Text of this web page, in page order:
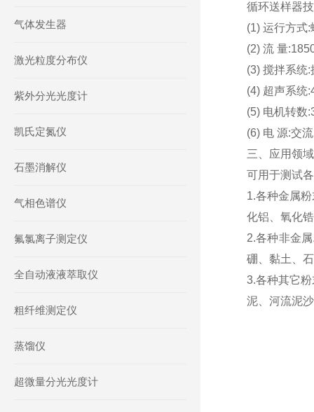
循环送样器
(1) 运行方式:
(2) 流 量
(3) 搅拌系统
(4) 超声系统
(5) 电机转数
(6) 电 源:交
三、应用领
可用于测试
1.各种金属
化铝、氧化
2.各种非金
硼、黏土、
3.各种其它
泥、河流泥
气体发生器
激光粒度分布仪
紫外分光光度计
凯氏定氮仪
石墨消解仪
气相色谱仪
氟氯离子测定仪
全自动液液萃取仪
粗纤维测定仪
蒸馏仪
超微量分光光度计